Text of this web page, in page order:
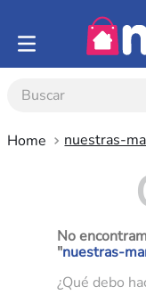
Buscar
nuestras-
No
"nuestras-
¿Qué debo